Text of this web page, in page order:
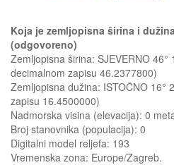
Koja je zemljopisna širina i
(odgovoreno)
Zemljopisna širina: SJEVERNO
decimalnom zapisu 46.2377800)
Zemljopisna dužina: ISTOČNO 16°
zapisu 16.4500000)
Nadmorska visina (elevacija): 0
Broj stanovnika (populacija): 0
Digitalni model reljefa: 193
Vremenska zona: Europe/Zagreb.